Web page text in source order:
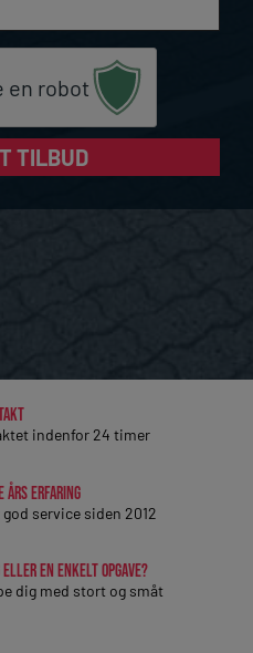
en robot
indenfor 24 timer
ÅRS ERFARING
service siden 2012
EN ENKELT OPGAVE?
dig med stort og småt